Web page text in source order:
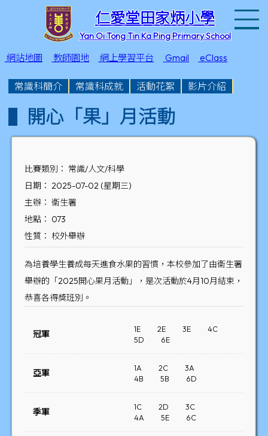
仁愛堂田家炳小學
Yan Oi Tong Tin Ka Ping Primary School
網站地圖 教師園地 網上學習平台 Gmail eClass
常識科簡介 常識科成就 活動花絮 影片介紹
開心「果」月活動
比賽類別： 常識/人文/科學
日期： 2025-07-02 (星期三)
主辦： 衞生署
地點： 073
性質： 校外舉辦
為培養學生養成每天進食水果的習慣，本校參加了由衞生署
舉辦的「2025開心果月活動」，是次活動於4月10月結束，
恭喜各得獎班別。
冠軍 1E 2E 3E
4C
5D
6E
亞軍 1A 2C
3A
4B
5B 6D
季軍 1C 2D
3C
4A
5E 6C